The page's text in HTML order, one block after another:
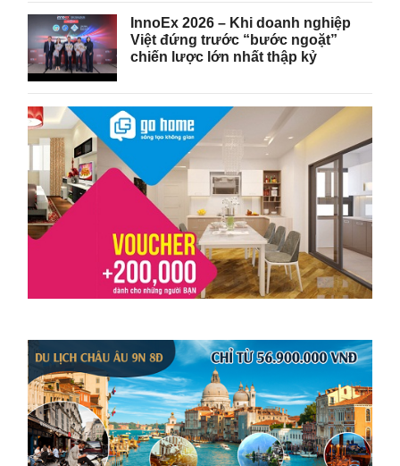
InnoEx 2026 – Khi doanh nghiệp
Việt đứng trước “bước ngoặt”
chiến lược lớn nhất thập kỷ